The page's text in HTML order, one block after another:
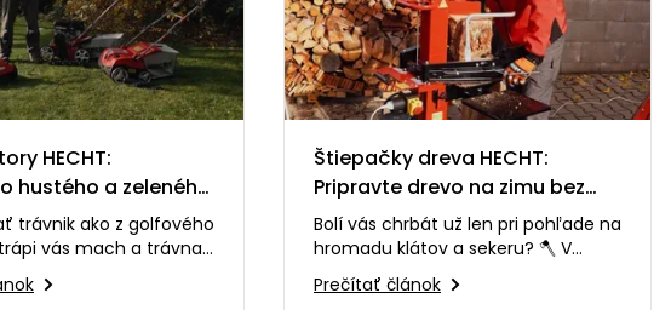
HECHT:
hustého a zeleného
trávnik ako z golfového
vás mach a trávna
videu vám
správne…
Štiepačky dreva HECHT:
Pripravte drevo na zimu bez
námahy
Bolí vás chrbát už len pri pohľade na
hromadu klátov a sekeru? 🪓 V
tomto videu vám ukážeme, ako si
prípravu palivového…
Prečítať článok